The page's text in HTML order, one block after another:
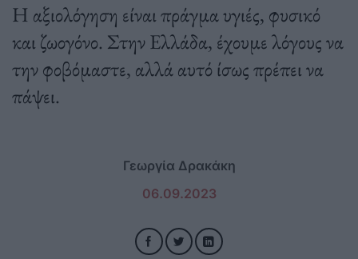
Η αξιολόγηση είναι πράγμα υγιές, φυσικό
και ζωογόνο. Στην Ελλάδα, έχουμε λόγους να
την φοβόμαστε, αλλά αυτό ίσως πρέπει να
πάψει.
Γεωργία Δρακάκη
06.09.2023